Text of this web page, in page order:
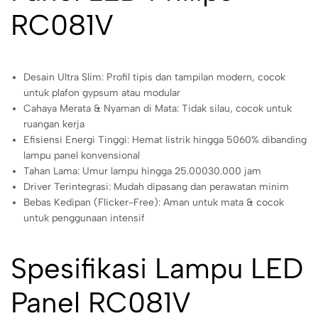
RC081V
Desain Ultra Slim: Profil tipis dan tampilan modern, cocok
untuk plafon gypsum atau modular
Cahaya Merata & Nyaman di Mata: Tidak silau, cocok untuk
ruangan kerja
Efisiensi Energi Tinggi: Hemat listrik hingga 5060% dibanding
lampu panel konvensional
Tahan Lama: Umur lampu hingga 25.00030.000 jam
Driver Terintegrasi: Mudah dipasang dan perawatan minim
Bebas Kedipan (Flicker-Free): Aman untuk mata & cocok
untuk penggunaan intensif
Spesifikasi Lampu LED
Panel RC081V